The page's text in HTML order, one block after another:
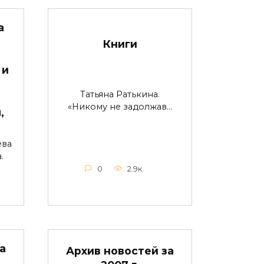
Книги
Татьяна Ратькина.
«Никому не задолжав…
0 2.9к.
Архив новостей за